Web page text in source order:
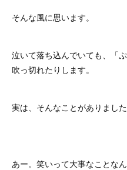
そんな風に思います。
泣いて落ち込んでいても、「
吹っ切れたりします。
実は、そんなことがありました
あー。笑いって大事なことなん